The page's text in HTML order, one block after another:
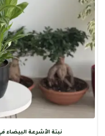
نبتة الأشرعة